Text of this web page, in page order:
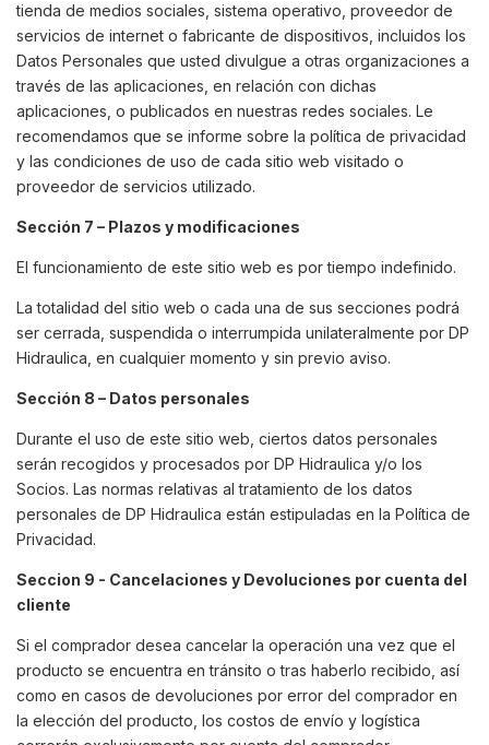
tienda de medios sociales, sistema operativo, proveedor de
servicios de internet o fabricante de dispositivos, incluidos los
Datos Personales que usted divulgue a otras organizaciones a
través de las aplicaciones, en relación con dichas
aplicaciones, o publicados en nuestras redes sociales. Le
recomendamos que se informe sobre la política de privacidad
y las condiciones de uso de cada sitio web visitado o
proveedor de servicios utilizado.
Sección 7 – Plazos y modificaciones
El funcionamiento de este sitio web es por tiempo indefinido.
La totalidad del sitio web o cada una de sus secciones podrá
ser cerrada, suspendida o interrumpida unilateralmente por DP
Hidraulica, en cualquier momento y sin previo aviso.
Sección 8 – Datos personales
Durante el uso de este sitio web, ciertos datos personales
serán recogidos y procesados por DP Hidraulica y/o los
Socios. Las normas relativas al tratamiento de los datos
personales de DP Hidraulica están estipuladas en la Política de
Privacidad.
Seccion 9 - Cancelaciones y Devoluciones por cuenta del
cliente
Si el comprador desea cancelar la operación una vez que el
producto se encuentra en tránsito o tras haberlo recibido, así
como en casos de devoluciones por error del comprador en
la elección del producto, los costos de envío y logística